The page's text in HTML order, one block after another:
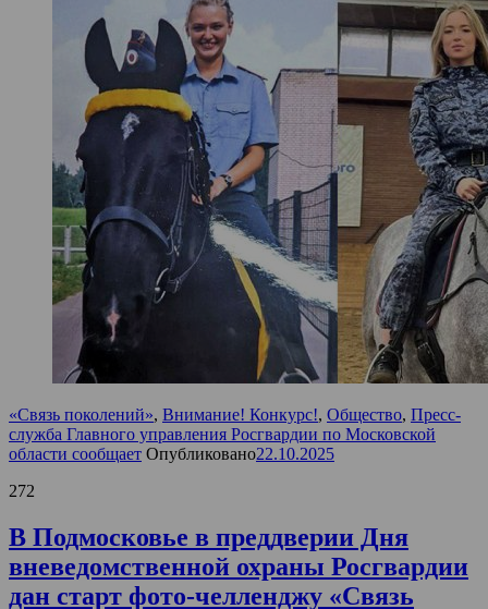
«Связь поколений», Внимание! Конкурс!, Общество, Пресс-
служба Главного управления Росгвардии по Московской
области сообщает Опубликовано22.10.2025
272
В Подмосковье в преддверии Дня
вневедомственной охраны Росгвардии
дан старт фото-челленджу «Связь